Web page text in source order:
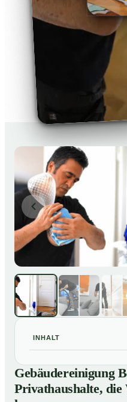
INHALT
01Gebäudereinigung
Wert auf Sauberkeit
Gebäudereinigung
Privathaushalte,